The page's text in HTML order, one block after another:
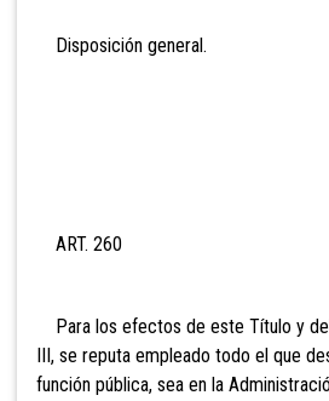
Disposición general.
ART. 260
Para los efectos de este Título y
III, se reputa empleado todo el que
función pública, sea en la